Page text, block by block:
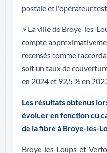
postale et l'opérateur
⚡ La ville de Broye-les-
compte
recensés comme
soit un taux de
en 2024 et 92,5 % en
Les résultats obtenus
évoluer en fonction du
de la fibre à Broye-les-
Broye-les-Loups-et-